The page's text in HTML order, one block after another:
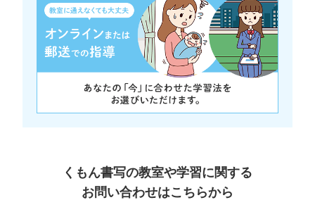
くもん書写の教室や学習に関する
お問い合わせはこちらから